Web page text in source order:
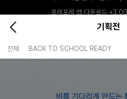
하우스오브캐러셀, 국내단독 프
기획전
전체 BACK TO SCHOOL READY